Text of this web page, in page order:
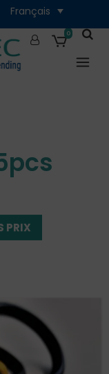
Français
et
rechange
0
PRIX